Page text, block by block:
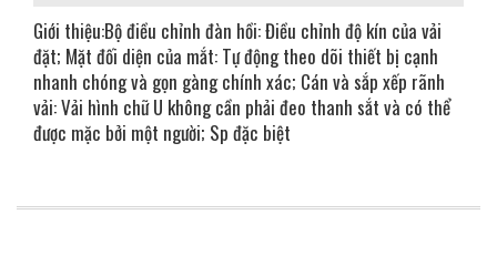
Giới thiệu:Bộ điều chỉnh đàn hồi: Điều chỉnh độ kín của vải
đặt; Mặt đối diện của mắt: Tự động theo dõi thiết bị cạnh
nhanh chóng và gọn gàng chính xác; Cán và sắp xếp rãnh
vải: Vải hình chữ U không cần phải đeo thanh sắt và có thể
được mặc bởi một người; Sp đặc biệt